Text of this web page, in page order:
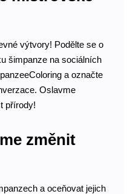
výtvory! Podělte se o
šimpanze na sociálních
a označte
Oslavme
přírody!
změnit
a oceňovat jejich